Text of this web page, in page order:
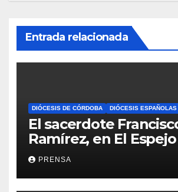
Entrada relacionada
DIÓCESIS DE CÓRDOBA DIÓCESIS ESPAÑOLAS
El sacerdote
Ramírez, en El
Iglesia
PRENSA